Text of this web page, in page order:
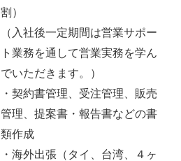
割）
（入社後一定期間は営業サポー
ト業務を通して営業実務を学ん
でいただきます。）
・契約書管理、受注管理、販売
管理、提案書・報告書などの書
類作成
・海外出張（タイ、台湾、４ヶ